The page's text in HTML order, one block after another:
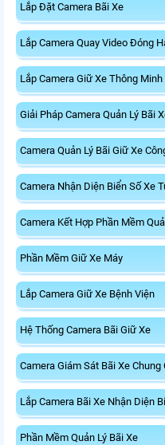
Lắp Đặt Camera Bãi Xe
Lắp Camera Quay Video Đóng
Lắp Camera Giữ Xe Thông Minh
Giải Pháp Camera Quản Lý Bãi
Camera Quản Lý Bãi Giữ Xe
Camera Nhận Diện Biển Số Xe
Camera Kết Hợp Phần Mềm
Phần Mềm Giữ Xe Máy
Lắp Camera Giữ Xe Bệnh Viện
Hệ Thống Camera Bãi Giữ Xe
Camera Giám Sát Bãi Xe Chung
Lắp Camera Bãi Xe Nhận Diện
Phần Mềm Quản Lý Bãi Xe